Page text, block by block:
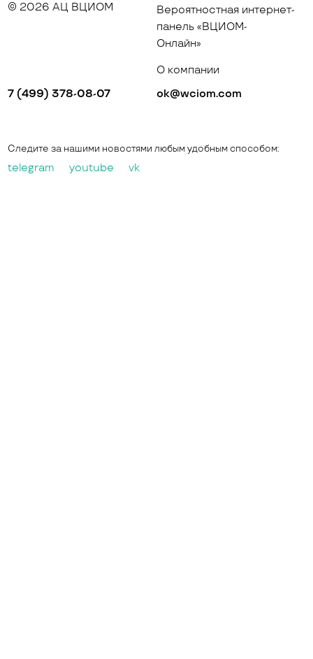
© 2026 АЦ ВЦИОМ
Вероятностная интернет-
панель «ВЦИОМ-
Онлайн»
О компании
7 (499) 378-08-07
ok@wciom.com
Следите за нашими новостями любым удобным способом:
telegram youtube vk